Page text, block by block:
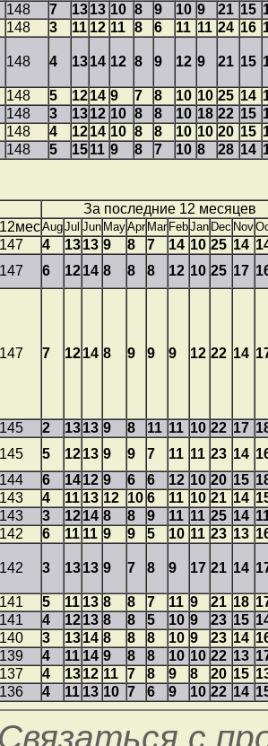
148 7 1313 10 8 9 10 9 21 15
148 3 11 12 11 8 6 11 11 24 16
148 4 1314 12 8 9 12 9 21 15
148 5 1214 9 7 8 10 10 25 14
148 3 1312 10 8 8 10 18 22 15
148 4 1214 10 8 8 10 10 20 15
148 5 1511 9 8 7 10 8 28 14
За последние 12 месяцев
12месAugJul Jun MayApr Mar FebJan Dec Nov
147 4 1313 9 8 7 14 10 25 14
147 6 1214 8 8 8 12 10 25 17
147 7 1214 8 9 9 9 12 22 14
145 2 1313 9 8 11 11 10 22 17
145 5 1213 9 9 7 11 11 23 14
144 6 1412 9 6 6 12 10 20 15
143 4 11 13 12 10 6 11 10 21 14
143 3 1214 8 8 9 11 11 25 14
142 6 11 11 9 9 5 10 11 23 13
142 3 1313 9 7 8 9 17 21 14
141 5 11 13 8 8 7 11 9 21 18
141 4 1213 8 8 5 10 9 23 15
140 3 1314 8 8 8 10 9 23 14
139 4 11 14 9 8 8 10 10 22 13
137 4 1312 11 7 8 9 8 20 15
136 4 11 13 10 7 6 9 10 22 14
Связаться с